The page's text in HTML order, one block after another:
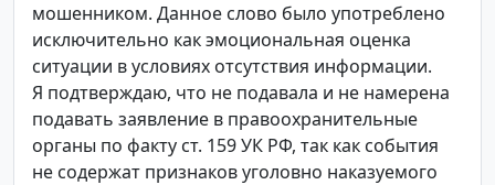
мошенником. Данное слово было употреблено
исключительно как эмоциональная оценка
ситуации в условиях отсутствия информации.
Я подтверждаю, что не подавала и не намерена
подавать заявление в правоохранительные
органы по факту ст. 159 УК РФ, так как события
не содержат признаков уголовно наказуемого